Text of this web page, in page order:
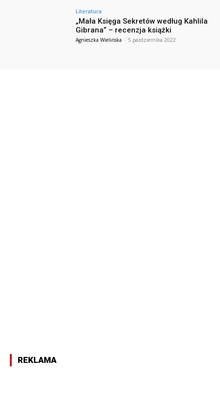
Literatura
„Mała Księga Sekretów według Kahlila
Gibrana” – recenzja książki
Agnieszka Wielińska - 5 października 2022
REKLAMA